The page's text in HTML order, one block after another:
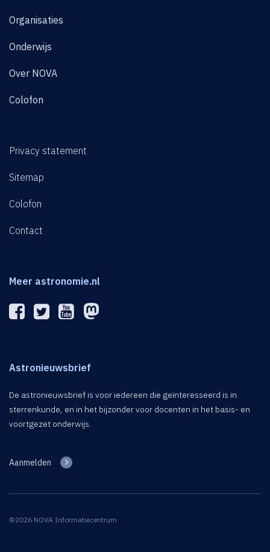
Organisaties
Onderwijs
Over NOVA
Colofon
Privacy statement
Sitemap
Colofon
Contact
Meer astronomie.nl
Astronieuwsbrief
De astronieuwsbrief is voor iedereen die geïnteresseerd is in
sterrenkunde, en in het bijzonder voor docenten in het basis- en
voortgezet onderwijs.
Aanmelden
©2026 NOVA Informatiecentrum